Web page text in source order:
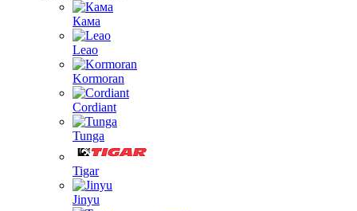
Кама
Leao
Kormoran
Cordiant
Tunga
Tigar
Jinyu